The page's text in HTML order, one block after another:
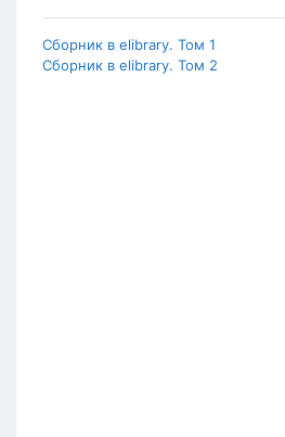
Сборник в elibrary. Том 1
Сборник в elibrary. Том 2